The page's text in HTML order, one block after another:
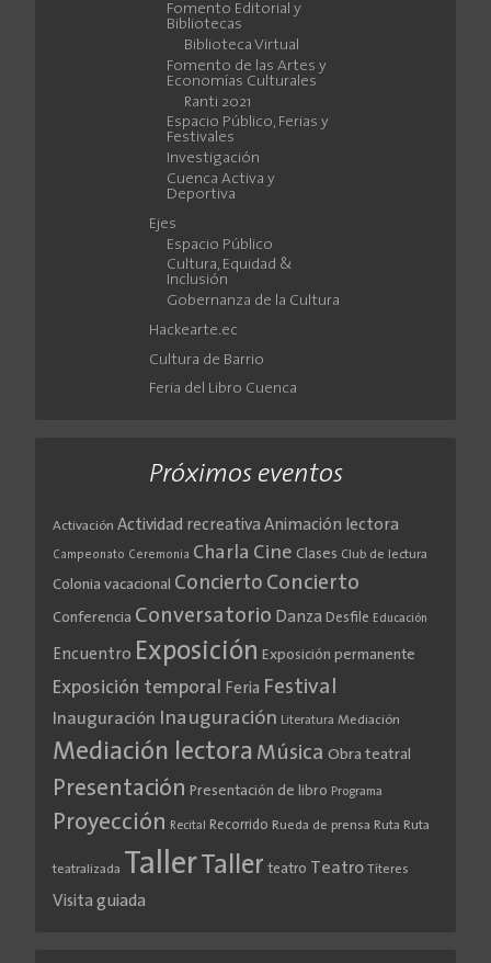
Fomento Editorial y
Bibliotecas
Biblioteca Virtual
Fomento de las Artes y
Economías Culturales
Ranti 2021
Espacio Público, Ferias y
Festivales
Investigación
Cuenca Activa y
Deportiva
Ejes
Espacio Público
Cultura, Equidad &
Inclusión
Gobernanza de la Cultura
Hackearte.ec
Cultura de Barrio
Feria del Libro Cuenca
Próximos eventos
Activación Actividad recreativa Animación lectora
Campeonato Ceremonia Charla Cine Clases Club de lectura
Colonia vacacional Concierto Concierto
Conferencia Conversatorio Danza Desfile Educación
Encuentro Exposición Exposición permanente
Exposición temporal Feria Festival
Inauguración Inauguración Literatura Mediación
Mediación lectora Música Obra teatral
Presentación Presentación de libro Programa
Proyección Recital Recorrido Rueda de prensa Ruta Ruta
teatralizada Taller Taller teatro Teatro Títeres
Visita guiada